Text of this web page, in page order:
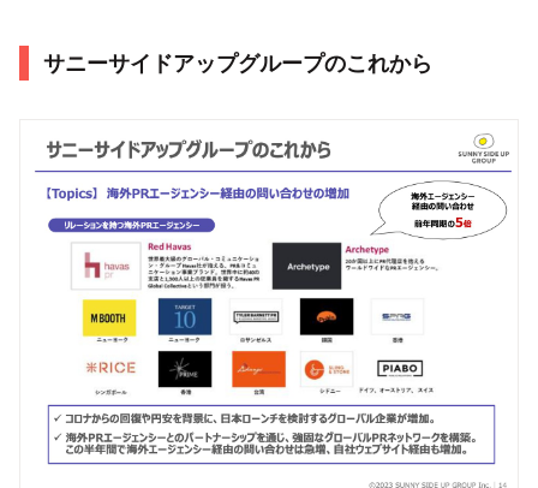
サニーサイドアップグループのこれから